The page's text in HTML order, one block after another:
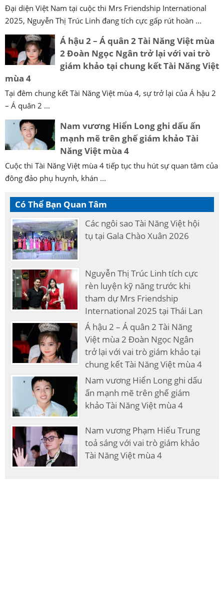
Đại diện Việt Nam tại cuộc thi Mrs Friendship International
2025, Nguyễn Thị Trúc Linh đang tích cực gấp rút hoàn ...
Á hậu 2 – Á quân 2 Tài Năng Việt mùa
2 Đoàn Ngọc Ngân trở lại với vai trò
giám khảo tại chung kết Tài Năng Việt
mùa 4
Tại đêm chung kết Tài Năng Việt mùa 4, sự trở lại của Á hậu 2
– Á quân 2 ...
Nam vương Hiển Long ghi dấu ấn
mạnh mẽ trên ghế giám khảo Tài
Năng Việt mùa 4
Cuộc thi Tài Năng Việt mùa 4 tiếp tục thu hút sự quan tâm của
đông đảo phụ huynh, khán ...
Có Thể Bạn Quan Tâm
Các ngôi sao Tài Năng Việt hội
tụ tại Gala Chào Xuân 2026
Nguyễn Thị Trúc Linh tích cực
rèn luyện kỹ năng trước khi
tham dự Mrs Friendship
International 2025 tại Thái Lan
Á hậu 2 – Á quân 2 Tài Năng
Việt mùa 2 Đoàn Ngọc Ngân
trở lại với vai trò giám khảo tại
chung kết Tài Năng Việt mùa 4
Nam vương Hiển Long ghi dấu
ấn mạnh mẽ trên ghế giám
khảo Tài Năng Việt mùa 4
Nam vương Phạm Hiếu Trung
toả sáng với vai trò giám khảo
Tài Năng Việt mùa 4